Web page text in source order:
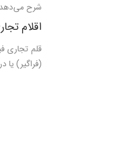
شرح
اقلام
قلم تجاری
(فراگير)